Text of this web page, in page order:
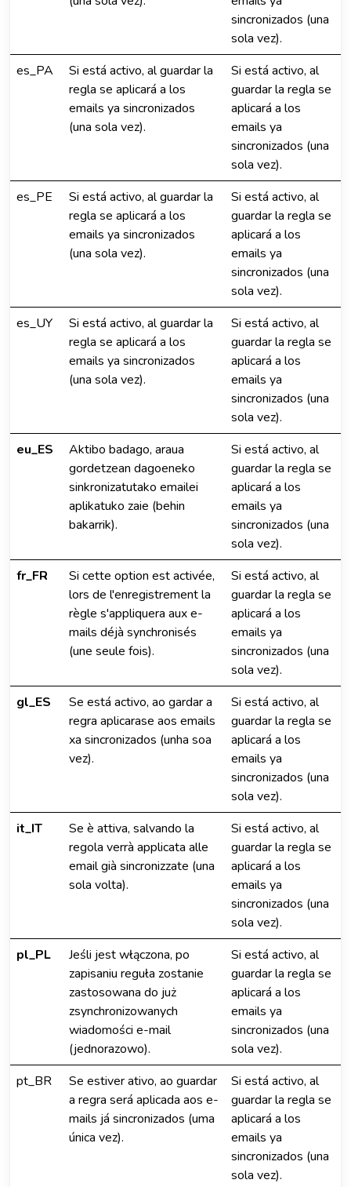
sincronizados (una
sola vez).
es_PA
Si está activo, al guardar la
regla se aplicará a los
emails ya sincronizados
(una sola vez).
Si está activo, al
guardar la regla se
aplicará a los
emails ya
sincronizados (una
sola vez).
es_PE
Si está activo, al guardar la
regla se aplicará a los
emails ya sincronizados
(una sola vez).
Si está activo, al
guardar la regla se
aplicará a los
emails ya
sincronizados (una
sola vez).
es_UY
Si está activo, al guardar la
regla se aplicará a los
emails ya sincronizados
(una sola vez).
Si está activo, al
guardar la regla se
aplicará a los
emails ya
sincronizados (una
sola vez).
eu_ES
Aktibo badago, araua
gordetzean dagoeneko
sinkronizatutako emailei
aplikatuko zaie (behin
bakarrik).
Si está activo, al
guardar la regla se
aplicará a los
emails ya
sincronizados (una
sola vez).
fr_FR
Si cette option est activée,
lors de l'enregistrement la
règle s'appliquera aux e-
mails déjà synchronisés
(une seule fois).
Si está activo, al
guardar la regla se
aplicará a los
emails ya
sincronizados (una
sola vez).
gl_ES
Se está activo, ao gardar a
regra aplicarase aos emails
xa sincronizados (unha soa
vez).
Si está activo, al
guardar la regla se
aplicará a los
emails ya
sincronizados (una
sola vez).
it_IT
Se è attiva, salvando la
regola verrà applicata alle
email già sincronizzate (una
sola volta).
Si está activo, al
guardar la regla se
aplicará a los
emails ya
sincronizados (una
sola vez).
pl_PL
Jeśli jest włączona, po
zapisaniu reguła zostanie
zastosowana do już
zsynchronizowanych
wiadomości e-mail
(jednorazowo).
Si está activo, al
guardar la regla se
aplicará a los
emails ya
sincronizados (una
sola vez).
pt_BR
Se estiver ativo, ao guardar
a regra será aplicada aos e-
mails já sincronizados (uma
única vez).
Si está activo, al
guardar la regla se
aplicará a los
emails ya
sincronizados (una
sola vez).